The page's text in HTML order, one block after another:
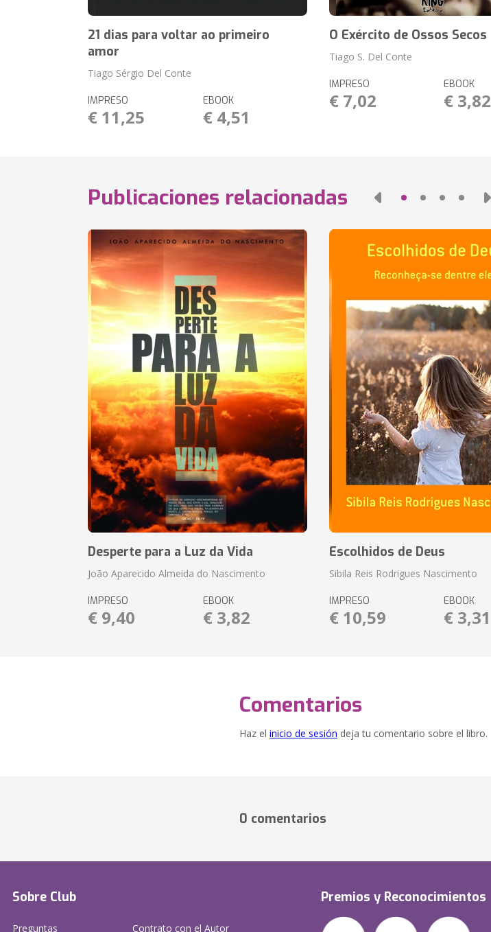
21 dias para voltar ao primeiro
amor
Tiago Sérgio Del Conte
IMPRESO
€ 11,25
EBOOK
€ 4,51
O Exército de Ossos Secos
Tiago S. Del Conte
IMPRESO
€ 7,02
EBOOK
€ 3,82
Publicaciones relacionadas
Desperte para a Luz da Vida
João Aparecido Almeida do Nascimento
IMPRESO
€ 9,40
EBOOK
€ 3,82
Escolhidos de Deus
Sibila Reis Rodrigues Nascimento
IMPRESO
€ 10,59
EBOOK
€ 3,31
Comentarios
Haz el inicio de sesión deja tu comentario sobre el libro.
0 comentarios
Sobre Club
Preguntas Contrato con el Autor
Premios y Reconocimientos